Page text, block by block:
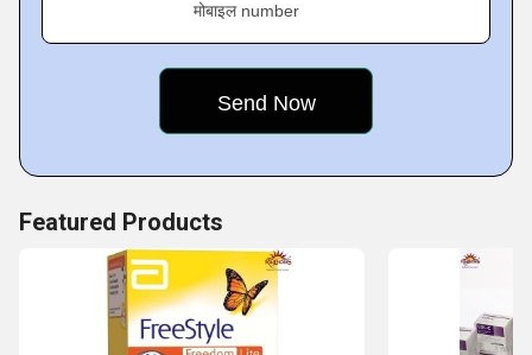
मोबाइल number
Featured Products